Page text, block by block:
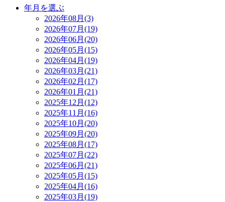
年月を選ぶ
2026年08月(3)
2026年07月(19)
2026年06月(20)
2026年05月(15)
2026年04月(19)
2026年03月(21)
2026年02月(17)
2026年01月(21)
2025年12月(12)
2025年11月(16)
2025年10月(20)
2025年09月(20)
2025年08月(17)
2025年07月(22)
2025年06月(21)
2025年05月(15)
2025年04月(16)
2025年03月(19)